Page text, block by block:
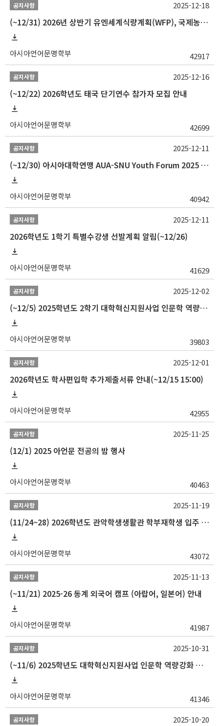
공지사항
(~12/31) 2026년 상반기 유엔세계식량계획(WFP), 국제농업개발기금(IFAD) 및 유엔아동기금(UNICEF) 인턴십 프로그램 참가자 모집
아시아언어문명학부 42917
2025-12-18
공지사항
(~12/22) 2026학년도 태국 단기연수 참가자 모집 안내
아시아언어문명학부 42699
2025-12-16
공지사항
(~12/30) 아시아대학연맹 AUA-SNU Youth Forum 2025 참가자 선발 안내
아시아언어문명학부 40942
2025-12-11
공지사항
2026학년도 1학기 특별수강생 선발계획 알림(~12/26)
아시아언어문명학부 41629
2025-12-11
공지사항
(~12/5) 2025학년도 2학기 대학혁신지원사업 인문학 역량강화 국제학술대회 참가 경비 지원 안내(2차)
아시아언어문명학부 39803
2025-12-02
공지사항
2026학년도 학사편입학 추가제출서류 안내(~12/15 15:00)
아시아언어문명학부 42955
2025-12-01
공지사항
(12/1) 2025 아언문 전공의 밤 행사
아시아언어문명학부 40463
2025-11-25
공지사항
(11/24~28) 2026학년도 관악학생생활관 학부재학생 입주 신청 일정 안내
아시아언어문명학부 43072
2025-11-19
공지사항
(~11/21) 2025-26 동계 외국어 캠프 (아랍어, 일본어) 안내
아시아언어문명학부 41987
2025-11-13
공지사항
(~11/6) 2025학년도 대학혁신지원사업 인문학 역량강화 동계 인턴십 참가자 선발 안내
아시아언어문명학부 41346
2025-10-31
공지사항 2025-10-20